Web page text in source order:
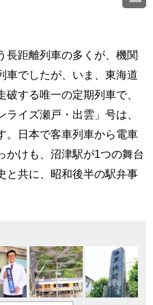
長距離列車の多くが、機関
車でしたが、いま、東海道
する唯一の定期列車で、
イズ瀬戸・出雲」号は、
。日本で客車列車から電車
かけも、沼津駅が1つの舞台
と共に、昭和後半の駅弁事